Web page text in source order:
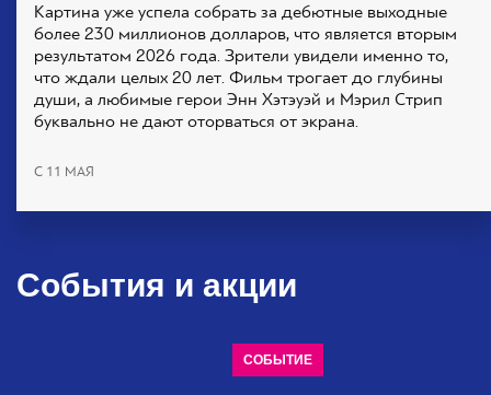
Картина уже успела собрать за дебютные выходные
более 230 миллионов долларов, что является вторым
результатом 2026 года. Зрители увидели именно то,
что ждали целых 20 лет. Фильм трогает до глубины
души, а любимые герои Энн Хэтэуэй и Мэрил Стрип
буквально не дают оторваться от экрана.
С 11 МАЯ
События и акции
СОБЫТИЕ